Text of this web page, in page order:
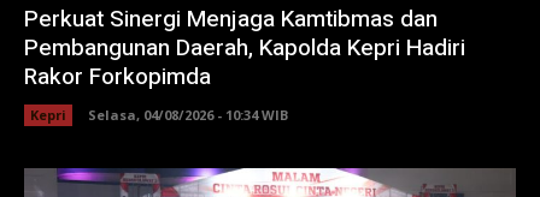
Perkuat Sinergi Menjaga Kamtibmas dan
Pembangunan Daerah, Kapolda Kepri Hadiri
Rakor Forkopimda
Kepri Selasa, 04/08/2026 - 10:34 WIB